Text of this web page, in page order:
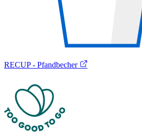
RECUP - Pfandbecher